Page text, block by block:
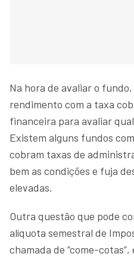
Na hora de avaliar o
rendimento com a taxa
financeira para avaliar
Existem alguns fundos
cobram taxas de
bem as condições e fuja
elevadas.
Outra questão que pode
alíquota semestral de
chamada de “come-